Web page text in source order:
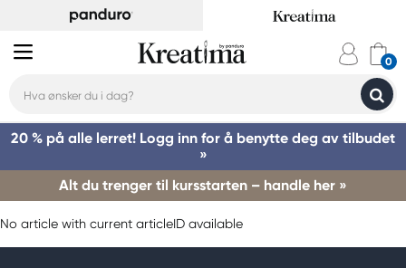
20 % på alle lerret! Logg inn for å benytte deg av tilbudet
»
Alt du trenger til kursstarten – handle her »
No article with current articleID available